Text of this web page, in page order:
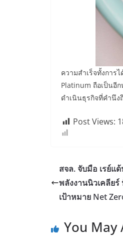
ความสำเร็จทั้งการ
Platinum ถือเป็นอี
ดำเนินธุรกิจที่คำนึง
Post Views:
สจล. จับมือ เรย์แ
พลังงานนิวเคลีย
เป้าหมาย Net
You May